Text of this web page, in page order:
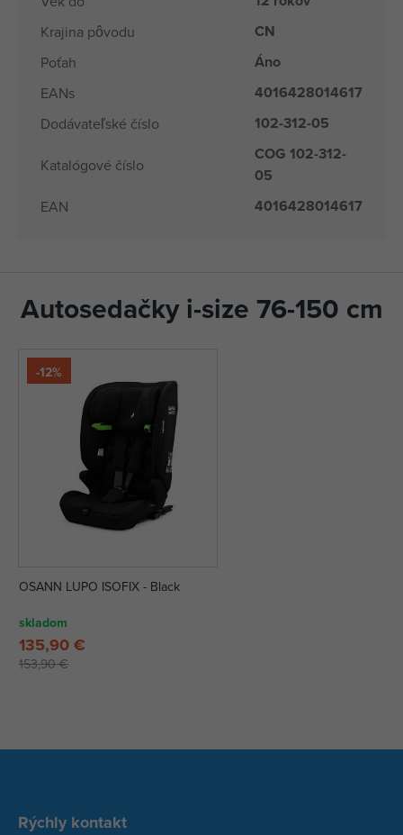
Krajina pôvodu CN
Poťah Áno
EANs 4016428014617
Dodávateľské číslo 102-312-05
Katalógové číslo
COG 102-312-
05
EAN 4016428014617
Autosedačky i-size 76-150 cm
-12%
OSANN LUPO ISOFIX - Black
skladom
153,90 €
135,90 €
Rýchly kontakt